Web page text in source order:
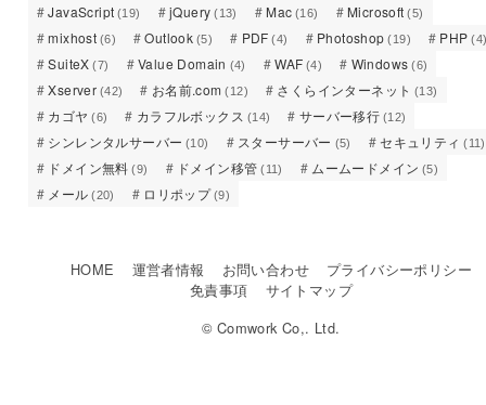
JavaScript (19) jQuery (13) Mac (16) Microsoft (5)
mixhost (6) Outlook (5) PDF (4) Photoshop (19) PHP
SuiteX (7) Value Domain (4) WAF (4) Windows (6)
Xserver (42) お名前.com (12) さくらインターネット (13)
カゴヤ (6) カラフルボックス (14) サーバー移行 (12)
シンレンタルサーバー (10) スターサーバー (5) セキュリティ (11)
ドメイン無料 (9) ドメイン移管 (11) ムームードメイン (5)
メール (20) ロリポップ (9)
HOME 運営者情報 お問い合わせ
プライバシーポリシー
免責事項
サイトマップ
© Comwork Co,. Ltd.